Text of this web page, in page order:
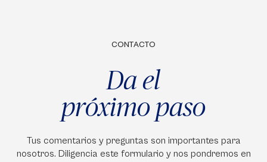
CONTACTO
Da el
próximo paso
Tus comentarios y preguntas son importantes para
nosotros. Diligencia este formulario y nos pondremos en